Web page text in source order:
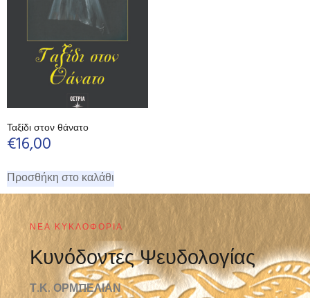
Ταξίδι στον θάνατο
€16,00
Προσθήκη στο καλάθι
ΝΈΑ ΚΥΚΛΟΦΟΡΊΑ
Κυνόδοντες Ψευδολογίας
Τ.Κ. ΟΡΜΠΕΛΙΑΝ